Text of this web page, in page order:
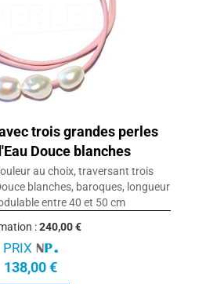
trois grandes perles
Douce blanches
au choix, traversant trois
blanches, baroques, longueur
entre 40 et 50 cm
:240,00 €
PRIX
138,00 €